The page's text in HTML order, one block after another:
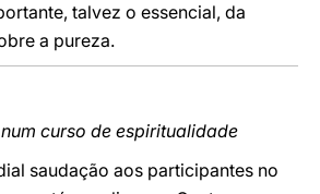
talvez o essencial, da
a pureza.
curso de espiritualidade
saudação aos participantes no